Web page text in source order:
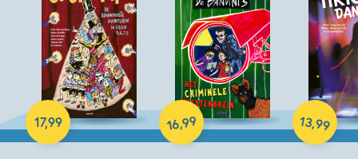
17,99
Hardcover 16,99
Hardcover 13,99
Hardcover